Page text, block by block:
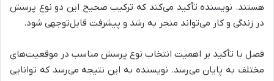
هستند. نویسنده تأکید می‌کند که ترکیب صحیح این دو نوع پرسش
در زندگی و کار می‌تواند منجر به رشد و پیشرفت قابل‌توجهی شود.
فصل با تأکید بر اهمیت انتخاب نوع پرسش مناسب در موقعیت‌های
مختلف به پایان می‌رسد. نویسنده به این نتیجه می‌رسد که توانایی